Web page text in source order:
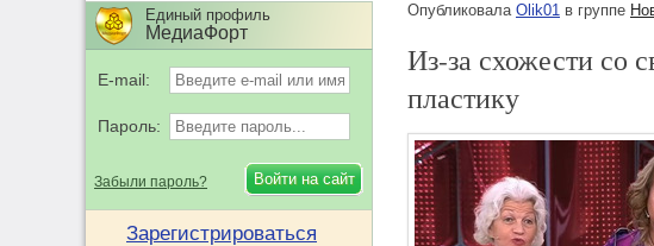
Опубликовала Olik01 в группе
Из-за схожести со
пластику
Единый профиль
МедиаФорт
E-mail:
Пароль:
Забыли пароль?
Зарегистрироваться